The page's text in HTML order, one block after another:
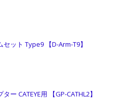
ット Type9 【D-Arm-T9】
ー CATEYE用 【GP-CATHL2】